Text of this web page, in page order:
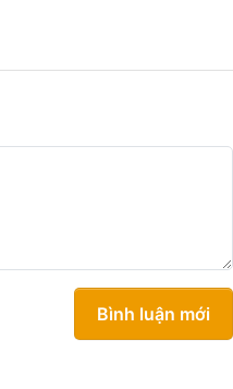
Bình luận mới